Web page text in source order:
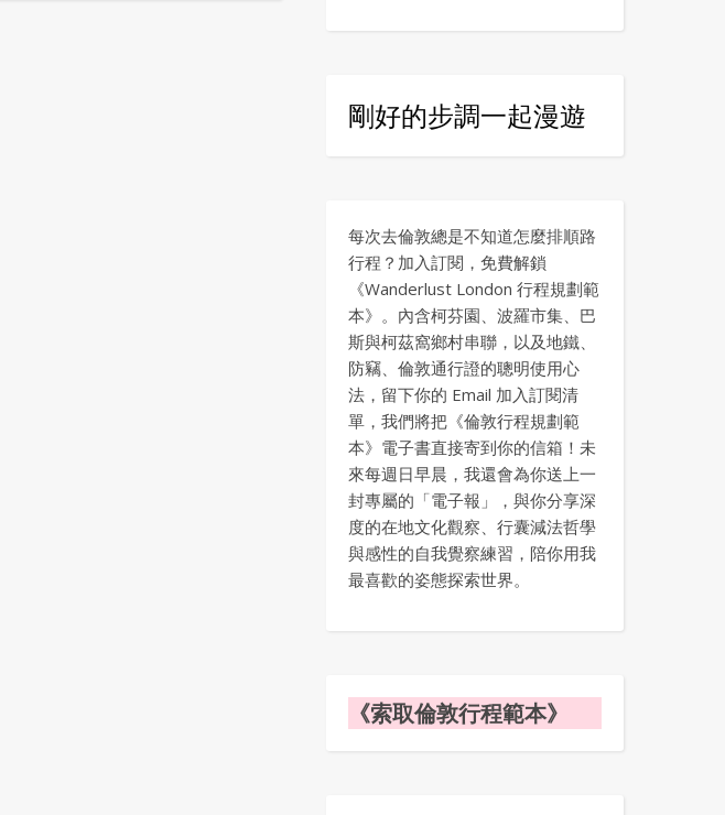
剛好的步調一起漫遊
每次去倫敦總是不知道怎麼排順路
行程？加入訂閱，免費解鎖
《Wanderlust London 行程規劃範
本》。內含柯芬園、波羅市集、巴
斯與柯茲窩鄉村串聯，以及地鐵、
防竊、倫敦通行證的聰明使用心
法，留下你的 Email 加入訂閱清
單，我們將把《倫敦行程規劃範
本》電子書直接寄到你的信箱！未
來每週日早晨，我還會為你送上一
封專屬的「電子報」，與你分享深
度的在地文化觀察、行囊減法哲學
與感性的自我覺察練習，陪你用我
最喜歡的姿態探索世界。
《索取倫敦行程範本》